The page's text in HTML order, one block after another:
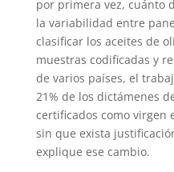
por primera vez, cuánto
la variabilidad entre
clasificar los aceites de
muestras codificadas y
de varios países, el
21% de los dictámenes
certificados como virgen
sin que exista
explique ese cambio.